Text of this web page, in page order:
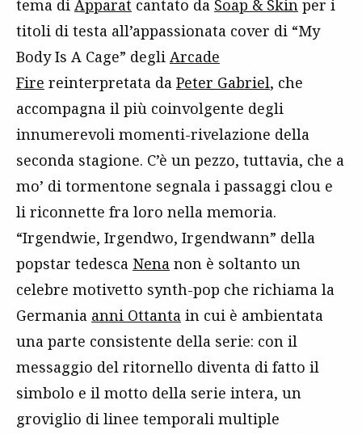
tema di Apparat cantato da Soap & Skin per i
titoli di testa all’appassionata cover di “My
Body Is A Cage” degli Arcade
Fire reinterpretata da Peter Gabriel, che
accompagna il più coinvolgente degli
innumerevoli momenti-rivelazione della
seconda stagione. C’è un pezzo, tuttavia, che a
mo’ di tormentone segnala i passaggi clou e
li riconnette fra loro nella memoria.
“Irgendwie, Irgendwo, Irgendwann” della
popstar tedesca Nena non è soltanto un
celebre motivetto synth-pop che richiama la
Germania anni Ottanta in cui è ambientata
una parte consistente della serie: con il
messaggio del ritornello diventa di fatto il
simbolo e il motto della serie intera, un
groviglio di linee temporali multiple